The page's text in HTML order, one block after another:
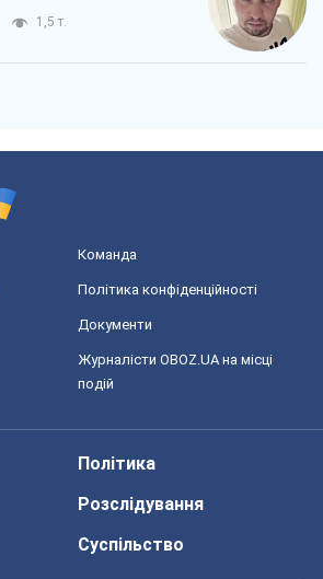
1,5 т.
Команда
Політика конфіденційності
Документи
Журналісти OBOZ.UA на місці
подій
Політика
Розслідування
Суспільство